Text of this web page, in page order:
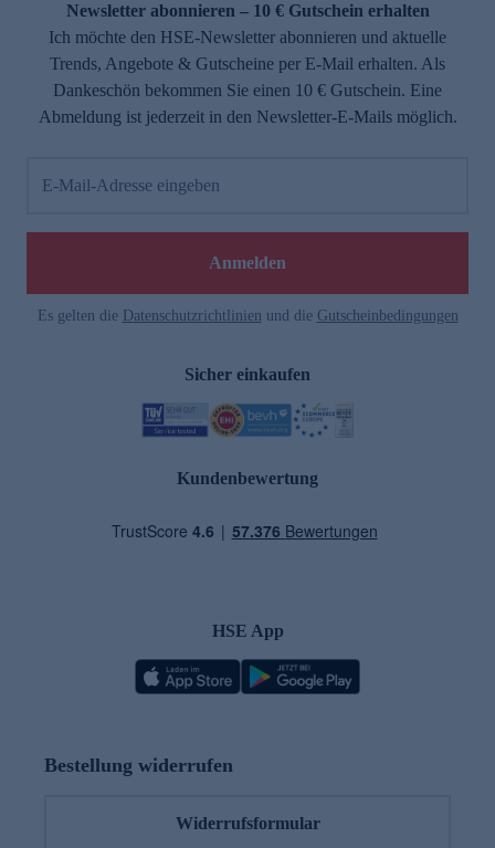
Newsletter abonnieren – 10 € Gutschein erhalten
Ich möchte den HSE-Newsletter abonnieren und aktuelle
Trends, Angebote & Gutscheine per E-Mail erhalten. Als
Dankeschön bekommen Sie einen 10 € Gutschein. Eine
Abmeldung ist jederzeit in den Newsletter-E-Mails möglich.
E-Mail-Adresse eingeben
Anmelden
Es gelten die Datenschutzrichtlinien und die Gutscheinbedingungen
Sicher einkaufen
Kundenbewertung
HSE App
Bestellung widerrufen
Widerrufsformular